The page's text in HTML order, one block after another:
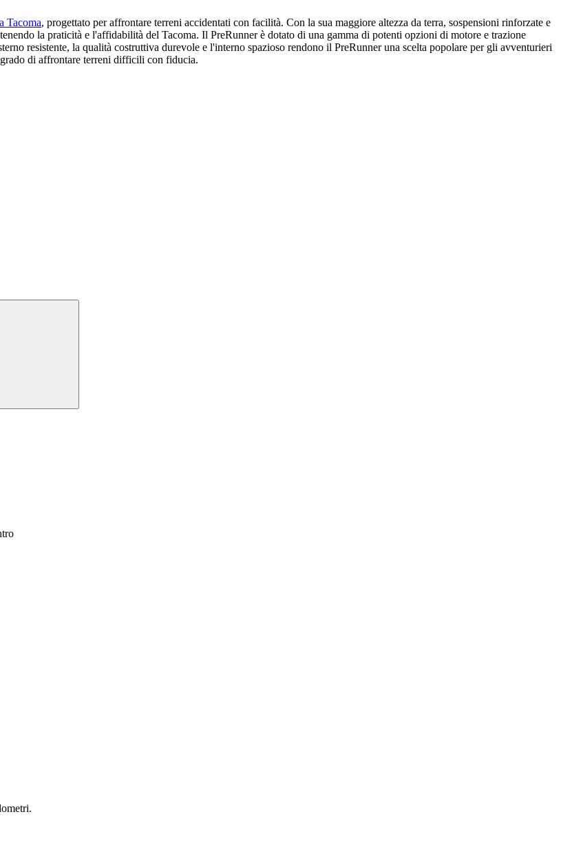
Tacoma, progettato per affrontare terreni accidentati con facilità. Con la sua maggiore altezza da terra, sospensioni rinforzate e
la praticità e l'affidabilità del Tacoma. Il PreRunner è dotato di una gamma di potenti opzioni di motore e trazione
resistente, la qualità costruttiva durevole e l'interno spazioso rendono il PreRunner una scelta popolare per gli avventurieri
di affrontare terreni difficili con fiducia.